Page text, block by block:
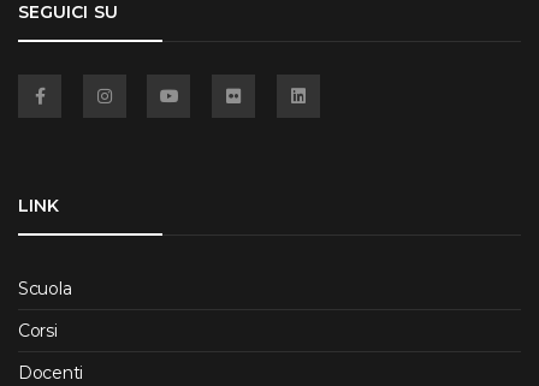
SEGUICI SU
LINK
Scuola
Corsi
Docenti